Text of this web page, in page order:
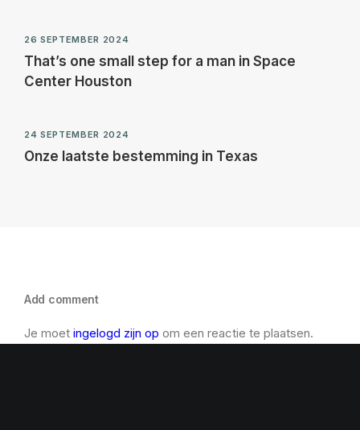
26 SEPTEMBER 2024
That’s one small step for a man in Space
Center Houston
24 SEPTEMBER 2024
Onze laatste bestemming in Texas
Add comment
Je moet ingelogd zijn op om een reactie te plaatsen.